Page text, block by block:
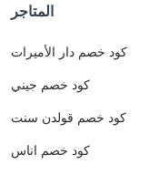
المتاجر
كود خصم دار الأميرات
كود خصم جيني
كود خصم قولدن سنت
كود خصم اناس